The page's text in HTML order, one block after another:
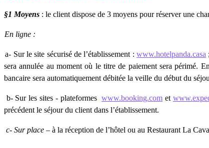
§1 Moyens : le client dispose de 3 moyens pour réserver une
En ligne :
le site sécurisé de l’établissement :www.hotelpanda.casa
sera annulée au moment où le titre de paiement sera périmé.
bancaire sera automatiquement débitée la veille du début du
Sur les sites - plateformeswww.booking.com et
précédent le séjour du client dans l’établissement.
Sur place – à la réception de l’hôtel ou au Restaurant La